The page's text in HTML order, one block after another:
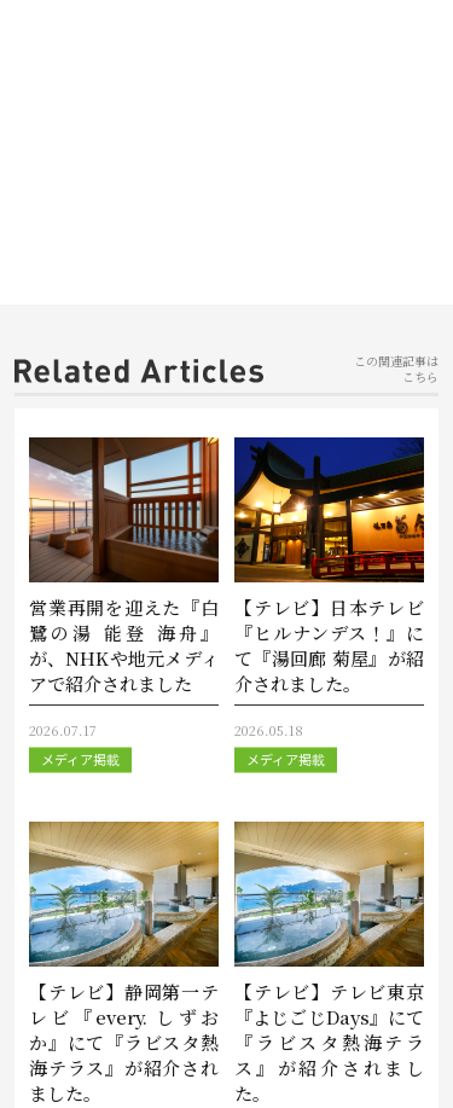
この関連記事は
こちら
営業再開を迎えた『白
鷺の湯 能登 海舟』
が、NHKや地元メディ
アで紹介されました
2026.07.17
メディア掲載
【テレビ】日本テレビ
『ヒルナンデス！』に
て『湯回廊 菊屋』が紹
介されました。
2026.05.18
メディア掲載
【テレビ】静岡第一テ
レビ『every. しずお
か』にて『ラビスタ熱
海テラス』が紹介され
ました。
【テレビ】テレビ東京
『よじごじDays』にて
『ラビスタ熱海テラ
ス』が紹介されまし
た。